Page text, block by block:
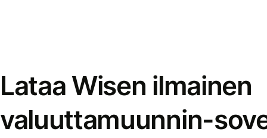
Lataa Wisen ilmainen
valuuttamuunnin-